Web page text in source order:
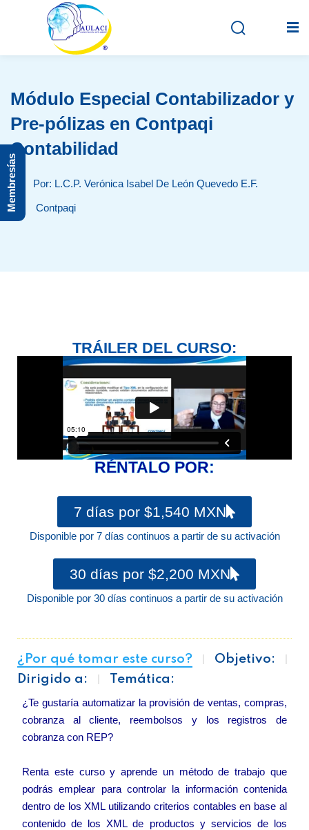
Inicio
En vivo
Registro
Módulo Especial Contabilizador y
Pre-pólizas en Contpaqi
Contabilidad
Por: L.C.P. Verónica Isabel De León Quevedo E.F.
Contpaqi
TRÁILER DEL CURSO:
RÉNTALO POR:
7 días por $1,540 MXN
Disponible por 7 días continuos a partir de su activación
30 días por $2,200 MXN
Disponible por 30 días continuos a partir de su activación
¿Por qué tomar este curso?
Objetivo:
Dirigido a:
Temática:
¿Te gustaría automatizar la provisión de ventas, compras,
cobranza al cliente, reembolsos y los registros de
cobranza con REP?
Renta este curso y aprende un método de trabajo que
podrás emplear para controlar la información contenida
dentro de los XML utilizando criterios contables en base al
contenido de los XML de productos y servicios de los
Membresías